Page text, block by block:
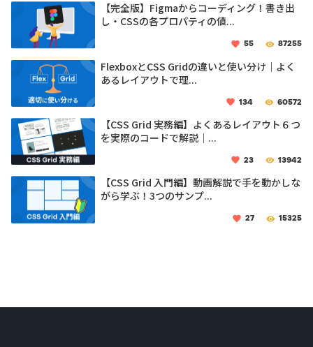
【完全版】Figmaからコーディング！書き出
し・CSSの各プロパティの値...
55 87255
FlexboxとCSS Gridの違いと使い分け｜よく
あるレイアウトで理...
134 60572
【CSS Grid 実務編】よくあるレイアウト６つ
を実際のコードで解説｜...
23 13942
【CSS Grid 入門編】動画解説で手を動かしな
がら学ぶ！3つのサンプ...
27 15325